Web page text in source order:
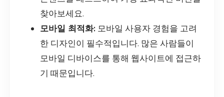
찾아보세요.
모바일 최적화: 모바일 사용자 경험을 고려
한 디자인이 필수적입니다. 많은 사람들이
모바일 디바이스를 통해 웹사이트에 접근하
기 때문입니다.